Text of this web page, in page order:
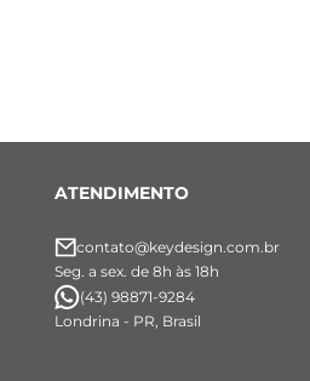
ATENDIMENTO
contato@keydesign.com.br
Seg. a sex. de 8h às 18h
(43) 98871-9284
Londrina - PR, Brasil